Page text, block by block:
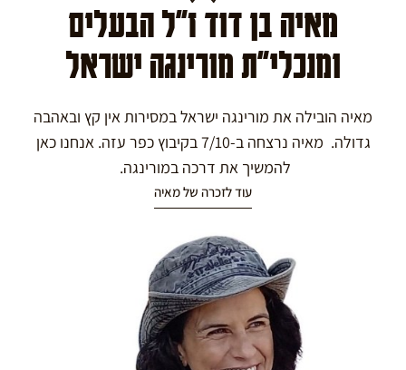
מאיה בן דוד ז"ל הבעלים
ומנכלי"ת מורינגה ישראל
מאיה הובילה את מורינגה ישראל במסירות אין קץ ובאהבה
גדולה. מאיה נרצחה ב-7/10 בקיבוץ כפר עזה. אנחנו כאן
להמשיך את דרכה במורינגה.
עוד לזכרה של מאיה